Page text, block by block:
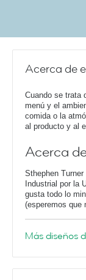
Acerca de
Cuando se trata
menú y el
comida o la
al producto y al
Acerca
Sthephen
Industrial por la
gusta todo lo
(esperemos que
Más diseños